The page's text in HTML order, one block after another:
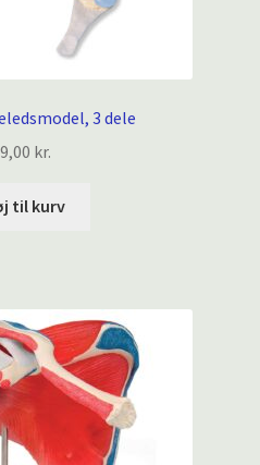
3 dele
kr.
til kurv